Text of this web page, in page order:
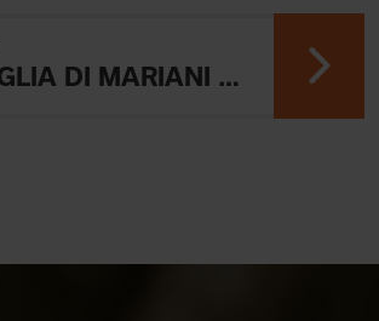
LA MEDAGLIA DI MARIANI E QUEL RICORDO CHE NON SVANISCE.